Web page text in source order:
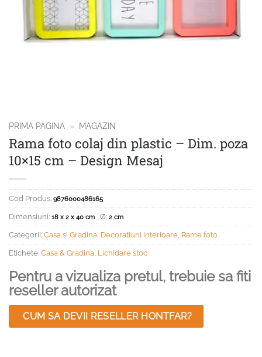
PRIMA PAGINA » MAGAZIN
Rama foto colaj din plastic – Dim. poza
10×15 cm – Design Mesaj
Cod Produs: 9876000486165
Dimensiuni: 18 x 2 x 40 cm Ø: 2 cm
Categorii: Casa si Gradina Decoratiuni interioare Rame foto
Etichete: Casa & Gradina Lichidare stoc
Pentru a vizualiza pretul, trebuie sa fiti
reseller autorizat
CUM SA DEVII RESELLER HONTFAR?